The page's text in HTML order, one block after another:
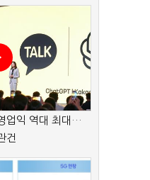
업익 역대 최대…
건